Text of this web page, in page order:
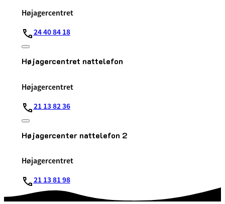
Højagercentret
24 40 84 18
Højagercentret nattelefon
Højagercentret
21 13 82 36
Højagercenter nattelefon 2
Højagercentret
21 13 81 98